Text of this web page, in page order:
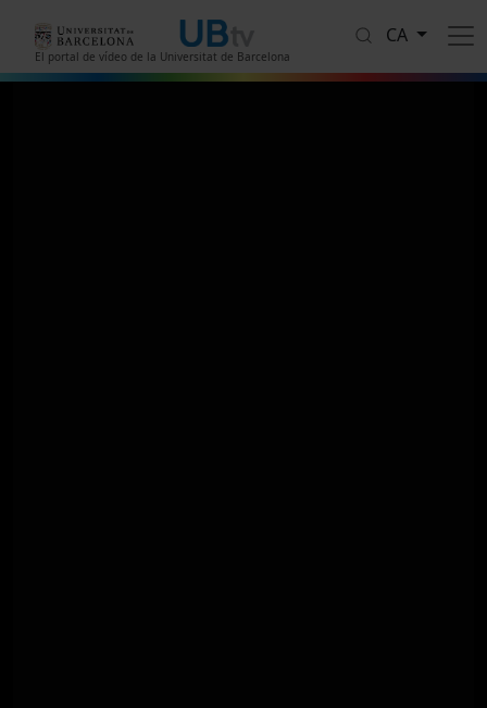
El portal de vídeo de la Universitat de Barcelona
CA